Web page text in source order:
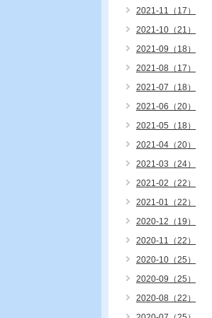
2021-11（17）
2021-10（21）
2021-09（18）
2021-08（17）
2021-07（18）
2021-06（20）
2021-05（18）
2021-04（20）
2021-03（24）
2021-02（22）
2021-01（22）
2020-12（19）
2020-11（22）
2020-10（25）
2020-09（25）
2020-08（22）